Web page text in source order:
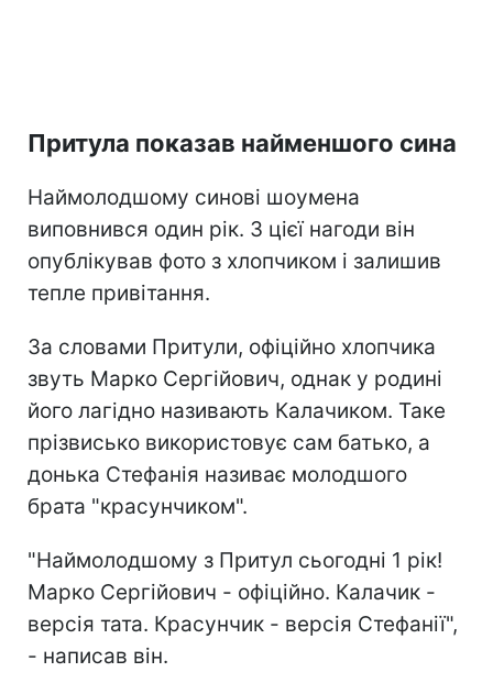
Притула показав найменшого сина
Наймолодшому синові шоумена
виповнився один рік. З цієї нагоди він
опублікував фото з хлопчиком і залишив
тепле привітання.
За словами Притули, офіційно хлопчика
звуть Марко Сергійович, однак у родині
його лагідно називають Калачиком. Таке
прізвисько використовує сам батько, а
донька Стефанія називає молодшого
брата "красунчиком".
"Наймолодшому з Притул сьогодні 1 рік!
Марко Сергійович - офіційно. Калачик -
версія тата. Красунчик - версія Стефанії",
- написав він.